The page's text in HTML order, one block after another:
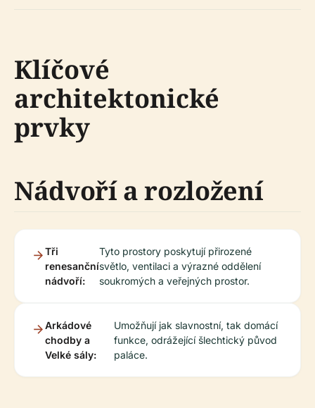
Klíčové
architektonické
prvky
Nádvoří a rozložení
Tři
renesanční
nádvoří:
Tyto prostory poskytují přirozené
světlo, ventilaci a výrazné oddělení
soukromých a veřejných prostor.
Arkádové
chodby a
Velké sály:
Umožňují jak slavnostní, tak domácí
funkce, odrážející šlechtický původ
paláce.